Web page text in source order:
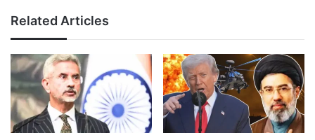
जाएगा।
Related Articles